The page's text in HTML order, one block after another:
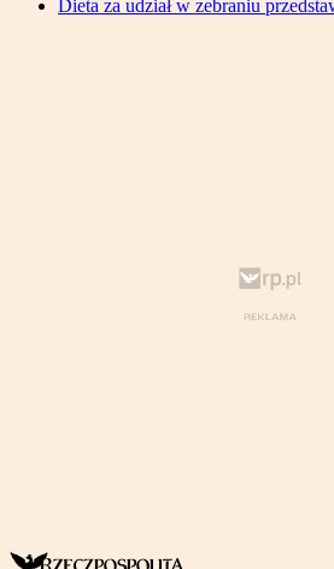
Dieta za udział w zebraniu